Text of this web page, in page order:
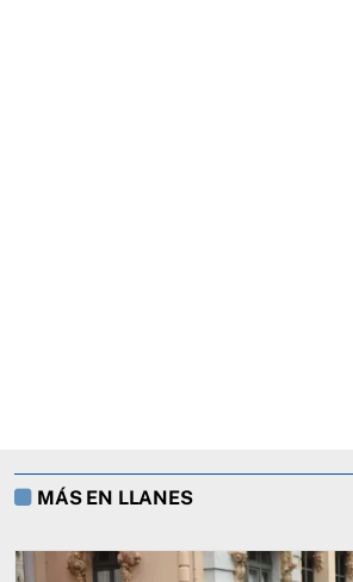
MÁS EN LLANES